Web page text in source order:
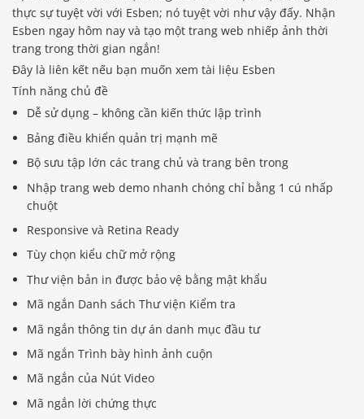
thực sự tuyệt vời với Esben; nó tuyệt vời như vậy đấy. Nhận
Esben ngay hôm nay và tạo một trang web nhiếp ảnh thời
trang trong thời gian ngắn!
Đây là liên kết nếu bạn muốn xem tài liệu Esben
Tính năng chủ đề
Dễ sử dụng – không cần kiến ​​thức lập trình
Bảng điều khiển quản trị mạnh mẽ
Bộ sưu tập lớn các trang chủ và trang bên trong
Nhập trang web demo nhanh chóng chỉ bằng 1 cú nhấp
chuột
Responsive và Retina Ready
Tùy chọn kiểu chữ mở rộng
Thư viện bản in được bảo vệ bằng mật khẩu
Mã ngắn Danh sách Thư viện Kiểm tra
Mã ngắn thông tin dự án danh mục đầu tư
Mã ngắn Trình bày hình ảnh cuộn
Mã ngắn của Nút Video
Mã ngắn lời chứng thực